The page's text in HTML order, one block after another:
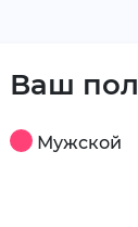
Ваш пол
Мужской